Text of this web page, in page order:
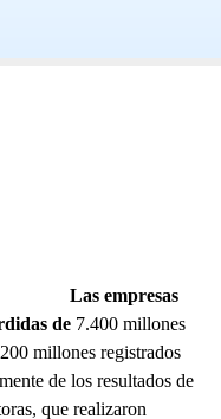
Las empresas
de 7.400 millones
millones registrados
de los resultados de
que realizaron